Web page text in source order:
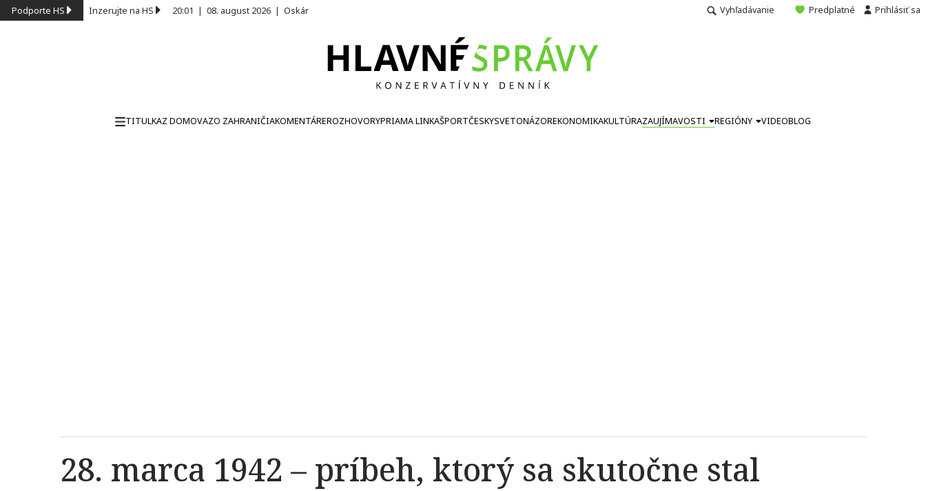
Podporte HS Inzerujte na HS 20:01 | 08. august 2026 | Oskár Vyhľadávanie Predplatné Prihlásiť sa
TITULKAZ DOMOVAZO ZAHRANIČIAKOMENTÁREROZHOVORYPRIAMA LINKAŠPORTČESKYSVETONÁZOREKONOMIKAKULTÚRAZAUJÍMAVOSTI REGIÓNY VIDEOBLOG
28. marca 1942 – príbeh, ktorý sa skutočne stal